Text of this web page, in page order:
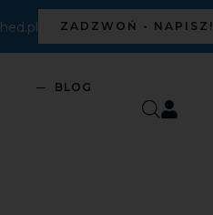
ZADZWOŃ - NAPISZ!
BLOG